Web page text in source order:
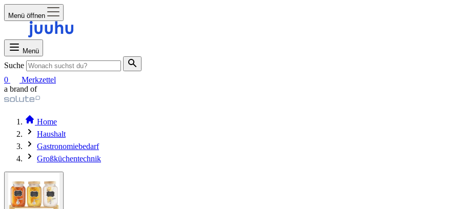
Menü öffnen
Menü
Suche
0
Merkzettel
a brand of
Home
Haushalt
Gastronomiebedarf
Großküchentechnik